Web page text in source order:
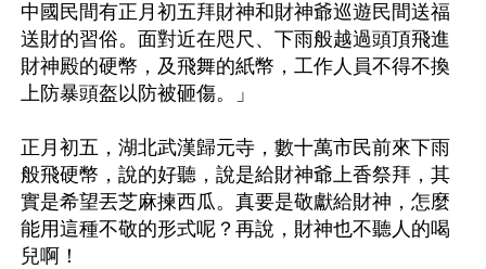
中國民間有正月初五拜財神和財神爺巡遊民間送福
送財的習俗。面對近在咫尺、下雨般越過頭頂飛進
財神殿的硬幣，及飛舞的紙幣，工作人員不得不換
上防暴頭盔以防被砸傷。」
正月初五，湖北武漢歸元寺，數十萬市民前來下雨
般飛硬幣，說的好聽，說是給財神爺上香祭拜，其
實是希望丟芝麻揀西瓜。真要是敬獻給財神，怎麼
能用這種不敬的形式呢？再說，財神也不聽人的喝
兒啊！